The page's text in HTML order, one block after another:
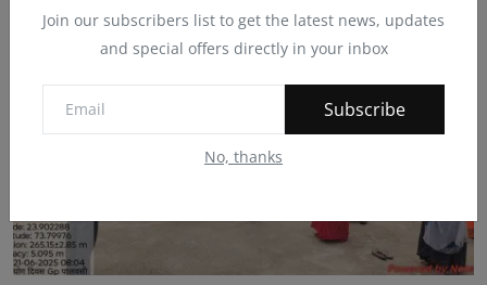
Join our subscribers list to get the latest news, updates
and special offers directly in your inbox
Subscribe
No, thanks